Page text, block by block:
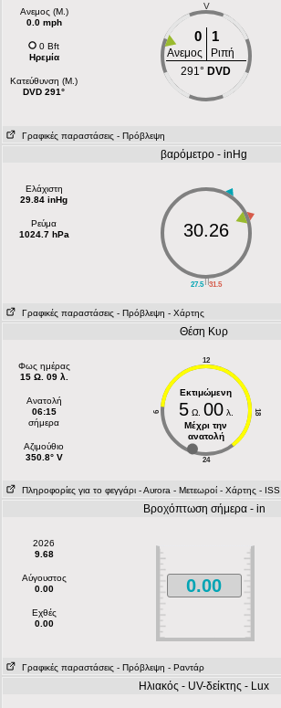
Ανεμος (Μ.)
0.0 mph
0 Bft
Ηρεμία
Κατεύθυνση (Μ.)
DVD 291°
V
0 1
Ανεμος
Ριπή
291° DVD
Γραφικές παραστάσεις - Πρόβλεψη
βαρόμετρο - inHg
Ελάχιστη
29.84 inHg
Ρεύμα
1024.7 hPa
||
27.5 31.5
30.26
Γραφικές παραστάσεις - Πρόβλεψη - Χάρτης
Θέση Κυρ
Φως ημέρας
15 Ω. 09 λ.
Ανατολή
06:15
σήμερα
Aζιμούθιο
350.8° V
12
24
6 18
Εκτιμώμενη
5Ω. 00λ.
Μέχρι την
ανατολή
Πληροφορίες για το φεγγάρι - Αυrora - Μετεωροί - Χάρτης - ISS
Βροχόπτωση σήμερα - in
2026
9.68
Αύγουστος
0.00
Εχθές
0.00
0.00
Γραφικές παραστάσεις - Πρόβλεψη - Ραντάρ
Ηλιακός - UV-δείκτης - Lux